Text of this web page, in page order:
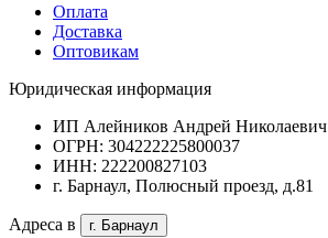
Оплата
Доставка
Оптовикам
Юридическая информация
ИП Алейников Андрей Николаевич
ОГРН: 304222225800037
ИНН: 222200827103
г. Барнаул, Полюсный проезд, д.81
Адреса в г. Барнаул